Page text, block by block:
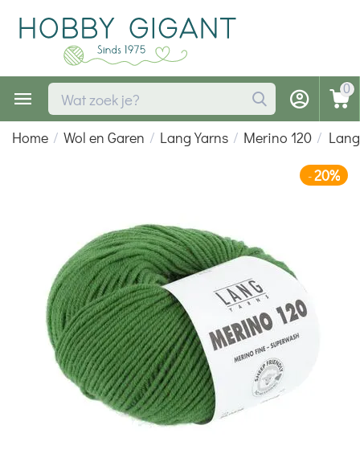
0
Home / Wol en Garen / Lang Yarns / Merino 120 /
-20%